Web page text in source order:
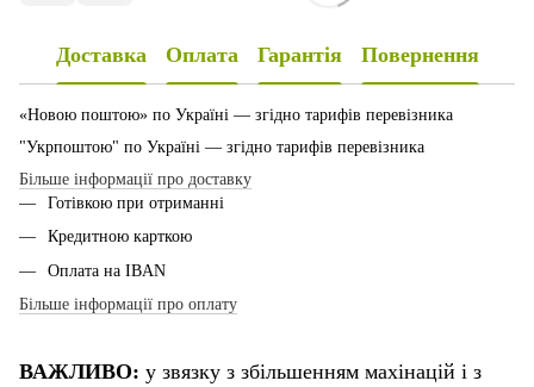
Доставка Оплата Гарантія Повернення
«Новою поштою» по Україні — згідно тарифів перевізника
"Укрпоштою" по Україні — згідно тарифів перевізника
Більше інформації про доставку
Готівкою при отриманні
Кредитною карткою
Оплата на IBAN
Більше інформації про оплату
ВАЖЛИВО: у звязку з збільшенням махінацій і з